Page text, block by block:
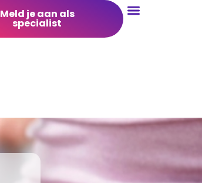
Meld je aan als
specialist